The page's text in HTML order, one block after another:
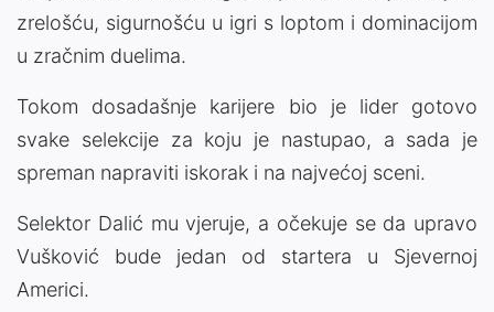
zrelošću, sigurnošću u igri s loptom i dominacijom
u zračnim duelima.
Tokom dosadašnje karijere bio je lider gotovo
svake selekcije za koju je nastupao, a sada je
spreman napraviti iskorak i na najvećoj sceni.
Selektor Dalić mu vjeruje, a očekuje se da upravo
Vušković bude jedan od startera u Sjevernoj
Americi.